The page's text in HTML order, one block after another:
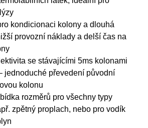
kondicionaci kolony a dlouhá
provozní náklady a delší čas na
se stávajícími 5ms kolonami
jednoduché převedení původní
kolonu
rozměrů pro všechny typy
zpětný proplach, nebo pro vodík